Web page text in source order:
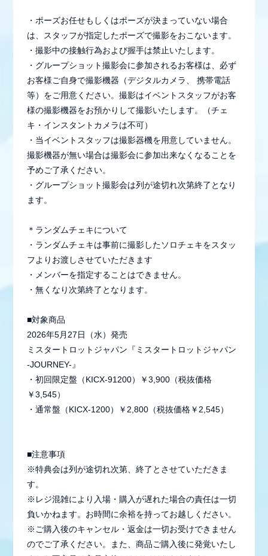
・ポーズお任せもしくはポーズが決まっていない場合
は、スタッフが指定したポーズで撮影をおこないます。
・撮影中の接触行為および握手は禁止いたします。
・グループショット撮影会に参加されるお客様は、必ず
お客様ご自身で撮影機器（デジタルカメラ、 携帯電話
等）をご用意ください。撮影はイベントスタッフがお客
様の撮影機器をお預かりして撮影いたします。（チェ
キ・インスタントカメラは不可）
・当イベントスタッフは撮影器機を用意していません。
撮影機器が無い場合は撮影会に参加出来なくなることを
予めご了承ください。
・グループショット撮影会は列が途切れ次第終了となり
ます。
＊ランダムチェキについて
・ランダムチェキは事前に撮影したソロチェキをスタッ
フよりお渡しさせていただきます
・メンバーを指定することはできません。
・無くなり次第終了となります。
■対象商品
2026年5月27日（水）発売
ミスタートロットジャパン『ミスタートロットジャパン
-JOURNEY-』
・初回限定盤（KICX-91200）￥3,900（税抜価格
￥3,545）
・通常盤（KICX-1200）￥2,800（税抜価格￥2,545）
■注意事項
※特典会は列が途切れ次第、終了とさせていただきま
す。
※レジ混雑により入場・購入が遅れた場合の責任は一切
負いかねます。お時間に余裕を持ってお越しください。
※ご購入後のキャンセル・返金は一切お受けできません
のでご了承ください。また、商品ご購入後に発覚いたし